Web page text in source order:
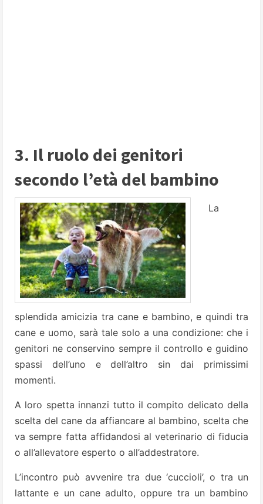
3. Il ruolo dei genitori
secondo l’età del bambino
La
splendida amicizia tra cane e bambino, e quindi tra
cane e uomo, sarà tale solo a una condizione: che i
genitori ne conservino sempre il controllo e guidino
spassi dell’uno e dell’altro sin dai primissimi
momenti.
A loro spetta innanzi tutto il compito delicato della
scelta del cane da affiancare al bambino, scelta che
va sempre fatta affidandosi al veterinario di fiducia
o all’allevatore esperto o all’addestratore.
L’incontro può avvenire tra due ‘cuccioli’, o tra un
lattante e un cane adulto, oppure tra un bambino